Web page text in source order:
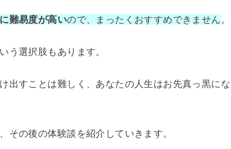
難易度が高いので、まったくおすすめできません
う選択肢もあります。
出すことは難しく、あなたの人生はお先真っ黒にな
その後の体験談を紹介していきます。